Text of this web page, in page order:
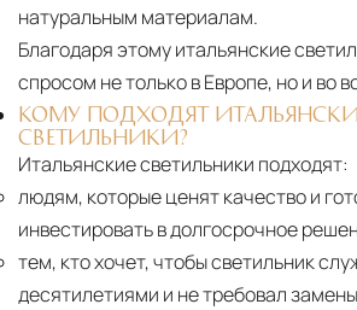
натуральным материалам.
Благодаря этому итальянские
спросом не только в Европе, но и во
КОМУ ПОДХОДЯТ
СВЕТИЛЬНИКИ?
Итальянские светильники подходят:
людям, которые ценят качество и
инвестировать в долгосрочное
тем, кто хочет, чтобы светильник
десятилетиями и не требовал